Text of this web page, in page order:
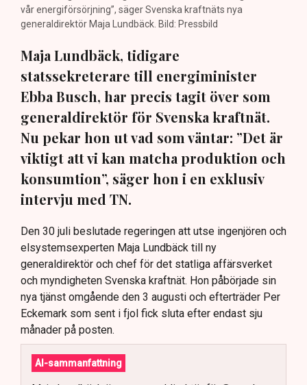
vår energiförsörjning”, säger Svenska kraftnäts nya
generaldirektör Maja Lundbäck. Bild: Pressbild
Maja Lundbäck, tidigare
statssekreterare till energiminister
Ebba Busch, har precis tagit över som
generaldirektör för Svenska kraftnät.
Nu pekar hon ut vad som väntar: ”Det är
viktigt att vi kan matcha produktion och
konsumtion”, säger hon i en exklusiv
intervju med TN.
Den 30 juli beslutade regeringen att utse ingenjören och
elsystemsexperten Maja Lundbäck till ny
generaldirektör och chef för det statliga affärsverket
och myndigheten Svenska kraftnät. Hon påbörjade sin
nya tjänst omgående den 3 augusti och efterträder Per
Eckemark som sent i fjol fick sluta efter endast sju
månader på posten.
AI-sammanfattning